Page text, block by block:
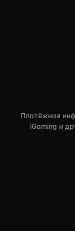
Платёжная
iGaming и